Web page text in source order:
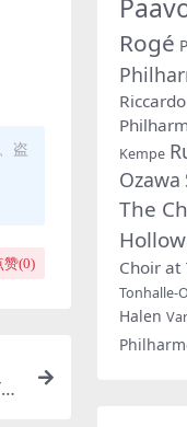
盗
赞(0)
Rogé
Kempe
Ozawa
The
Choir at
Tonhalle-
Halen